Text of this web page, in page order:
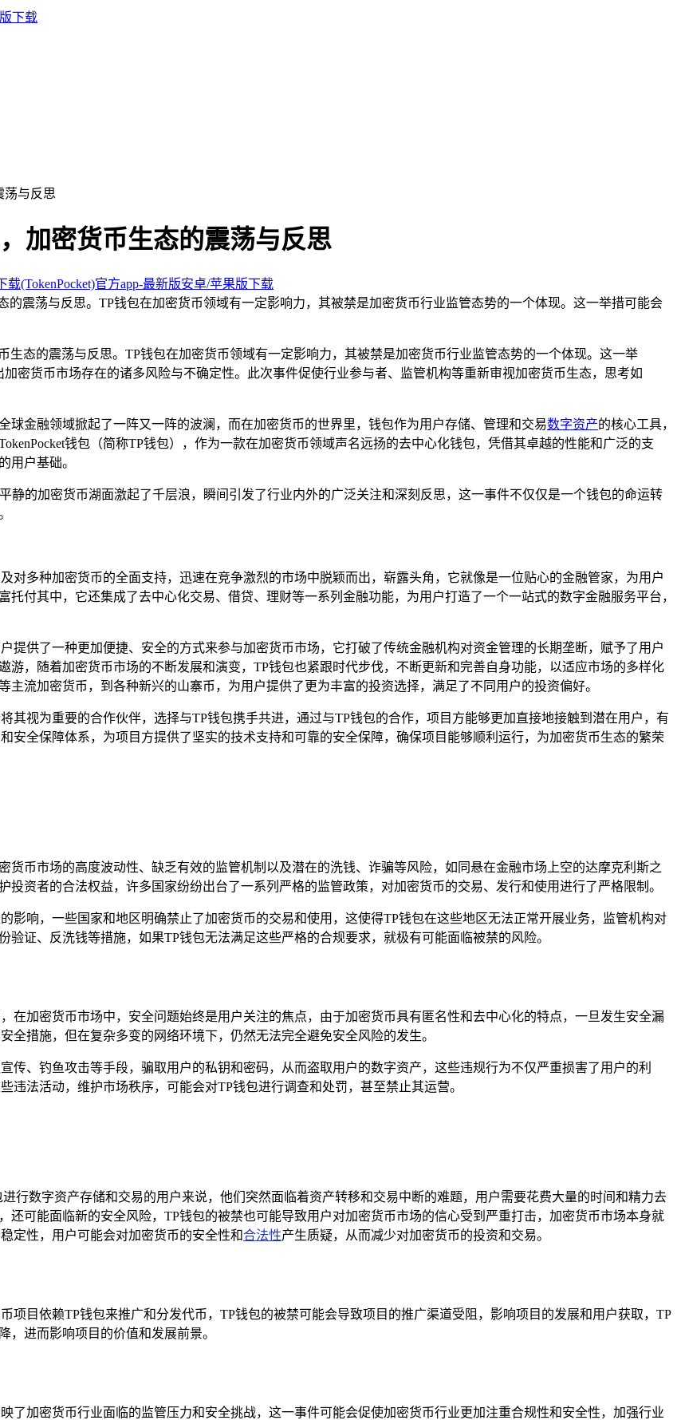
荡与反思
加密货币生态的震荡与反思
(TokenPocket)官方app-最新版安卓/苹果版下载
的震荡与反思。TP钱包在加密货币领域有一定影响力，其被禁是加密货币行业监管态势的一个体现。这一举措可能会
生态的震荡与反思。TP钱包在加密货币领域有一定影响力，其被禁是加密货币行业监管态势的一个体现。这一举
密货币市场存在的诸多风险与不确定性。此次事件促使行业参与者、监管机构等重新审视加密货币生态，思考如
金融领域掀起了一阵又一阵的波澜，而在加密货币的世界里，钱包作为用户存储、管理和交易数字资产的核心工具，
钱包（简称TP钱包），作为一款在加密货币领域声名远扬的去中心化钱包，凭借其卓越的性能和广泛的支
用户基础。
静的加密货币湖面激起了千层浪，瞬间引发了行业内外的广泛关注和深刻反思，这一事件不仅仅是一个钱包的命运转
对多种加密货币的全面支持，迅速在竞争激烈的市场中脱颖而出，崭露头角，它就像是一位贴心的金融管家，为用户
付其中，它还集成了去中心化交易、借贷、理财等一系列金融功能，为用户打造了一个一站式的数字金融服务平台，
提供了一种更加便捷、安全的方式来参与加密货币市场，它打破了传统金融机构对资金管理的长期垄断，赋予了用户
，随着加密货币市场的不断发展和演变，TP钱包也紧跟时代步伐，不断更新和完善自身功能，以适应市场的多样化
流加密货币，到各种新兴的山寨币，为用户提供了更为丰富的投资选择，满足了不同用户的投资偏好。
其视为重要的合作伙伴，选择与TP钱包携手共进，通过与TP钱包的合作，项目方能够更加直接地接触到潜在用户，有
安全保障体系，为项目方提供了坚实的技术支持和可靠的安全保障，确保项目能够顺利运行，为加密货币生态的繁荣
币市场的高度波动性、缺乏有效的监管机制以及潜在的洗钱、诈骗等风险，如同悬在金融市场上空的达摩克利斯之
资者的合法权益，许多国家纷纷出台了一系列严格的监管政策，对加密货币的交易、发行和使用进行了严格限制。
影响，一些国家和地区明确禁止了加密货币的交易和使用，这使得TP钱包在这些地区无法正常开展业务，监管机构对
证、反洗钱等措施，如果TP钱包无法满足这些严格的合规要求，就极有可能面临被禁的风险。
在加密货币市场中，安全问题始终是用户关注的焦点，由于加密货币具有匿名性和去中心化的特点，一旦发生安全漏
措施，但在复杂多变的网络环境下，仍然无法完全避免安全风险的发生。
传、钓鱼攻击等手段，骗取用户的私钥和密码，从而盗取用户的数字资产，这些违规行为不仅严重损害了用户的利
法活动，维护市场秩序，可能会对TP钱包进行调查和处罚，甚至禁止其运营。
行数字资产存储和交易的用户来说，他们突然面临着资产转移和交易中断的难题，用户需要花费大量的时间和精力去
可能面临新的安全风险，TP钱包的被禁也可能导致用户对加密货币市场的信心受到严重打击，加密货币市场本身就
定性，用户可能会对加密货币的安全性和合法性产生质疑，从而减少对加密货币的投资和交易。
项目依赖TP钱包来推广和分发代币，TP钱包的被禁可能会导致项目的推广渠道受阻，影响项目的发展和用户获取，TP
进而影响项目的价值和发展前景。
了加密货币行业面临的监管压力和安全挑战，这一事件可能会促使加密货币行业更加注重合规性和安全性，加强行业